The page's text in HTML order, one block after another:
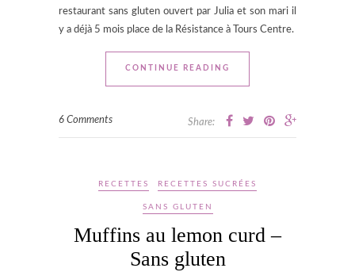
restaurant sans gluten ouvert par Julia et son mari il
y a déjà 5 mois place de la Résistance à Tours Centre.
CONTINUE READING
6 Comments Share:
RECETTES RECETTES SUCRÉES
SANS GLUTEN
Muffins au lemon curd –
Sans gluten